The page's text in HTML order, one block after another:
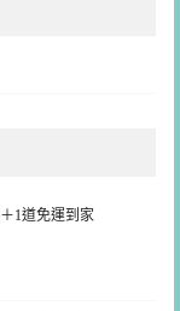
1道免運到家